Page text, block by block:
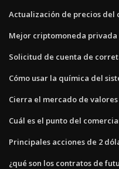
Actualización de precios del
Mejor criptomoneda privada
Solicitud de cuenta de
Cómo usar la química del
Cierra el mercado de
Cuál es el punto del
Principales acciones de 2
¿qué son los contratos de